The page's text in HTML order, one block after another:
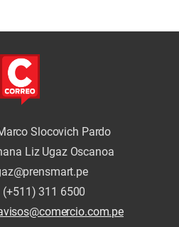
Slocovich Pardo
Liz Ugaz Oscanoa
(+511) 311 6500